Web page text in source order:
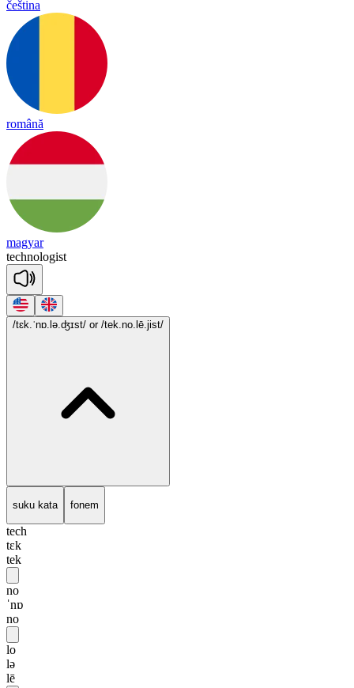
čeština
română
magyar
technologist
/tɛk.ˈnɒ.lə.ʤɪst/ or /tek.no.lē.jist/
suku kata fonem
tech
tɛk
tek
no
ˈnɒ
no
lo
lə
lē